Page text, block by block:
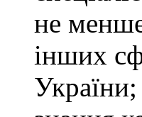
не
інших